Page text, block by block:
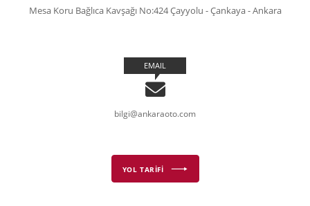
Mesa Koru Bağlıca Kavşağı No:424 Çayyolu - Çankaya - Ankara
EMAIL
bilgi@ankaraoto.com
YOL TARİFİ